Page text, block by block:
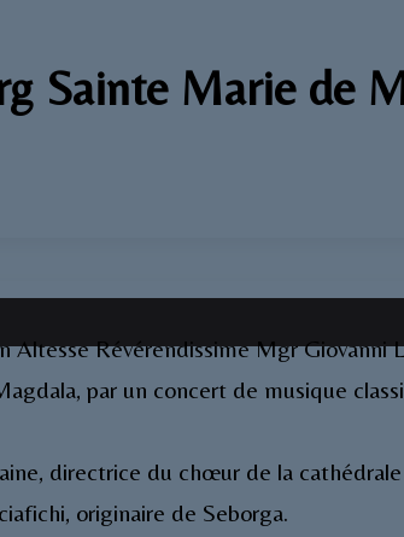
Sainte Marie de
Altesse Révérendissime Mgr Giovanni
par un concert de musique
directrice du chœur de la
originaire de Seborga.